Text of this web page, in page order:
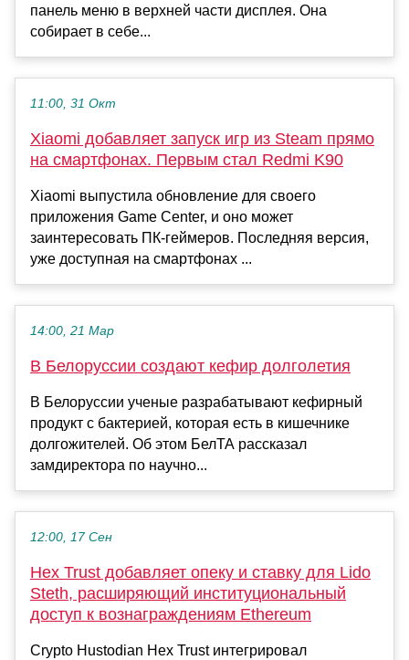
панель меню в верхней части дисплея. Она
собирает в себе...
11:00, 31 Окт
Xiaomi добавляет запуск игр из Steam прямо
на смартфонах. Первым стал Redmi K90
Xiaomi выпустила обновление для своего
приложения Game Center, и оно может
заинтересовать ПК-геймеров. Последняя версия,
уже доступная на смартфонах ...
14:00, 21 Мар
В Белоруссии создают кефир долголетия
В Белоруссии ученые разрабатывают кефирный
продукт с бактерией, которая есть в кишечнике
долгожителей. Об этом БелТА рассказал
замдиректора по научно...
12:00, 17 Сен
Hex Trust добавляет опеку и ставку для Lido
Steth, расширяющий институциональный
доступ к вознаграждениям Ethereum
Crypto Hustodian Hex Trust интегрировал